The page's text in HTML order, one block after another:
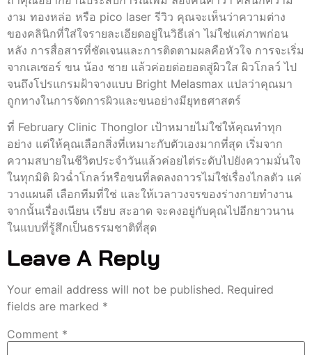
งาม ทองหล่อ หรือ pico laser รีวิว คุณจะเห็นว่าความต่าง
ของคลินิกที่ใส่ใจรายละเอียดอยู่ในวิธีเล่า ไม่ใช่แค่ภาพก่อน
หลัง การสื่อสารที่ชัดเจนและการติดตามผลคือหัวใจ การจะเริ่ม
จากเลเซอร์ ขน น้อง ชาย แล้วค่อยต่อยอดสู่ผิวใส ผิวโกลว์ ไป
จนถึงโปรแกรมฝ้าจางแบบ Bright Melasmax แปลว่าคุณมา
ถูกทางในการจัดการผิวและขนอย่างมียุทธศาสตร์
ที่ February Clinic Thonglor เป้าหมายไม่ใช่ให้คุณทำทุก
อย่าง แต่ให้คุณเลือกสิ่งที่เหมาะกับตัวเองมากที่สุด เริ่มจาก
ความสบายในชีวิตประจำวันแล้วค่อยไต่ระดับไปยังความมั่นใจ
ในทุกมิติ ผิวฉ่ำโกลว์หรือขนที่ลดลงถาวรไม่ใช่เรื่องไกลตัว แค่
วางแผนดี เลือกทีมที่ใช่ และให้เวลาวงจรของร่างกายทำงาน
จากนั้นเรื่องเนียน เรียบ สะอาด จะคงอยู่กับคุณไปอีกยาวนาน
ในแบบที่รู้สึกเป็นธรรมชาติที่สุด
Leave A Reply
Your email address will not be published. Required
fields are marked *
Comment *